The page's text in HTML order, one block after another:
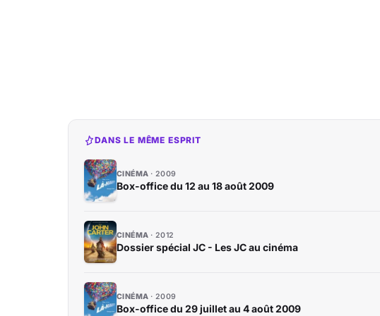
DANS LE MÊME ESPRIT
CINÉMA 2009
Box-office du 12 au 18 août 2009
CINÉMA 2012
Dossier spécial JC - Les JC au cinéma
CINÉMA 2009
Box-office du 29 juillet au 4 août 2009